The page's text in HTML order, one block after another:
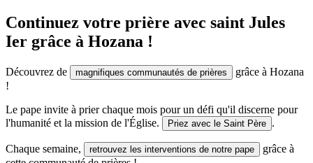
Continuez votre prière avec saint Jules
Ier grâce à Hozana !
Découvrez de magnifiques communautés de prières
grâce à Hozana
!
Le pape invite à prier chaque mois pour un défi qu'il discerne pour
l'humanité et la mission de l'Église.
Priez avec le Saint Père .
Chaque semaine, retrouvez les interventions de notre pape
grâce à